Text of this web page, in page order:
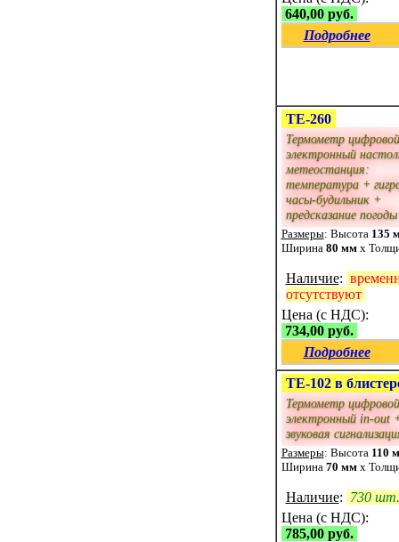
640,00 руб.
Подробнее
ТЕ-260
Термометр цифровой
электронный
метеостанция:
температура +
часы-будильник +
предсказание погоды
Размеры: Высота 135
Ширина 80 ммx
Наличие:
отсутствуют
Цена (с НДС):
734,00 руб.
Подробнее
ТЕ-102 в
Термометр цифровой
электронный in-out
звуковая
Размеры: Высота 110
Ширина 70 ммx
Наличие: 730
Цена (с НДС):
785,00 руб.